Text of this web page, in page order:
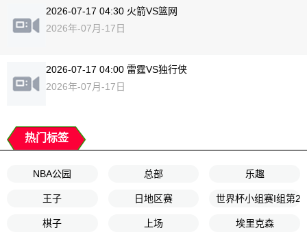
2026-07-17 04:30 火箭VS篮网
2026年-07月-17日
2026-07-17 04:00 雷霆VS独行侠
2026年-07月-17日
热门标签
NBA公园 总部 乐趣
王子 日地区赛 世界杯小组赛I组第2
棋子 上场 埃里克森